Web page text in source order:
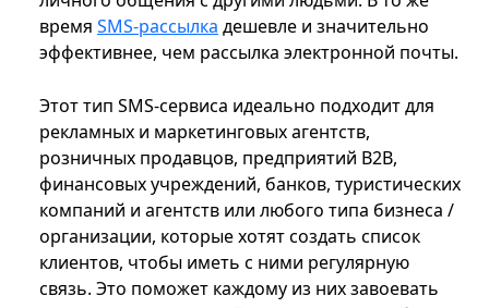
время SMS-рассылка дешевле и значительно
эффективнее, чем рассылка электронной почты.
Этот тип SMS-сервиса идеально подходит для
рекламных и маркетинговых агентств,
розничных продавцов, предприятий B2B,
финансовых учреждений, банков, туристических
компаний и агентств или любого типа бизнеса /
организации, которые хотят создать список
клиентов, чтобы иметь с ними регулярную
связь. Это поможет каждому из них завоевать